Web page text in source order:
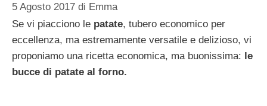
5 Agosto 2017 di Emma
Se vi piacciono le patate, tubero economico per
eccellenza, ma estremamente versatile e delizioso, vi
proponiamo una ricetta economica, ma buonissima: le
bucce di patate al forno.